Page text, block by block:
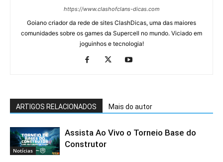
https://www.clashofclans-dicas.com
Goiano criador da rede de sites ClashDicas, uma das maiores
comunidades sobre os games da Supercell no mundo. Viciado em
joguinhos e tecnologia!
ARTIGOS RELACIONADOS Mais do autor
Notícias
Assista Ao Vivo o Torneio Base do
Construtor